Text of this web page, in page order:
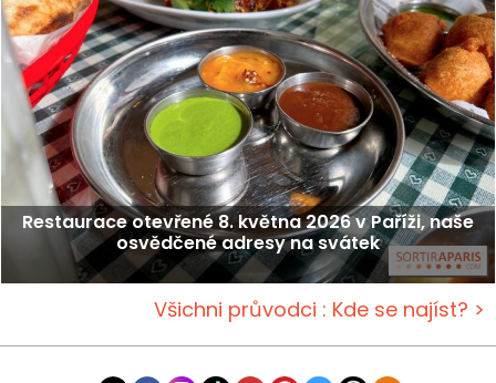
Restaurace otevřené 8. května 2026 v Paříži, naše
osvědčené adresy na svátek
Všichni průvodci : Kde se najíst? >